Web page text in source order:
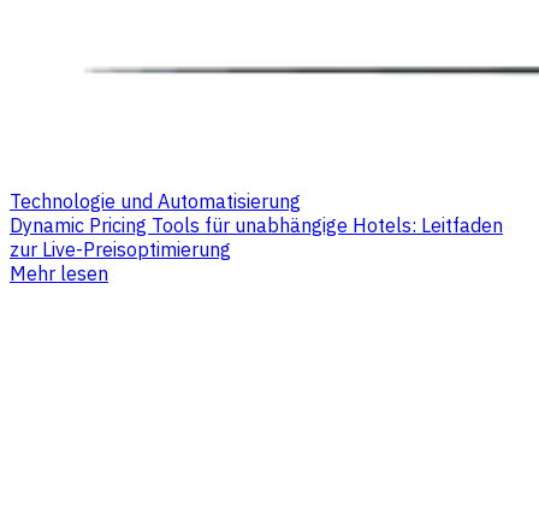
Technologie und Automatisierung
Dynamic Pricing Tools für unabhängige Hotels: Leitfaden
zur Live-Preisoptimierung
Mehr lesen